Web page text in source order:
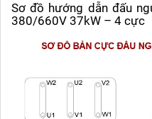
Sơ đồ hướng dẫn đấu
380/660V 37kW – 4 cực